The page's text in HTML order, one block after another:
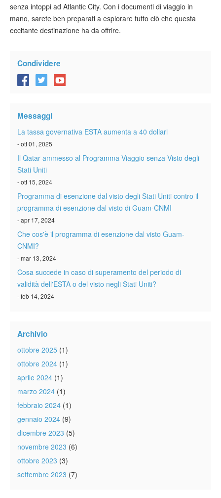
senza intoppi ad Atlantic City. Con i documenti di viaggio in
mano, sarete ben preparati a esplorare tutto ciò che questa
eccitante destinazione ha da offrire.
Condividere
Messaggi
La tassa governativa ESTA aumenta a 40 dollari
- ott 01, 2025
Il Qatar ammesso al Programma Viaggio senza Visto degli
Stati Uniti
- ott 15, 2024
Programma di esenzione dal visto degli Stati Uniti contro il
programma di esenzione dal visto di Guam-CNMI
- apr 17, 2024
Che cos'è il programma di esenzione dal visto Guam-
CNMI?
- mar 13, 2024
Cosa succede in caso di superamento del periodo di
validità dell'ESTA o del visto negli Stati Uniti?
- feb 14, 2024
Archivio
ottobre 2025 (1)
ottobre 2024 (1)
aprile 2024 (1)
marzo 2024 (1)
febbraio 2024 (1)
gennaio 2024 (9)
dicembre 2023 (5)
novembre 2023 (6)
ottobre 2023 (3)
settembre 2023 (7)